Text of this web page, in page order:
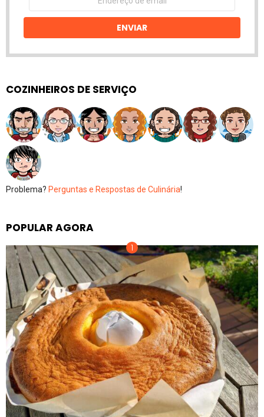
email
ENVIAR
COZINHEIROS DE SERVIÇO
Problema? Perguntas e Respostas de Culinária!
POPULAR AGORA